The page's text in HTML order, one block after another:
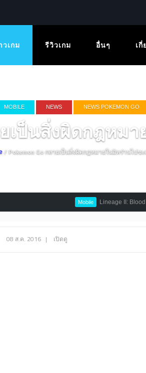
วเกม รีวิวเกม อื่นๆ เกี่
MOBILE NEWS NEWS POKEMON GO
เป็นสิ่งผิดกฎหม
/ Pokemon Go กลายเป็นสิ่งผิดกฎหมายในอิหร่านไปซ
Lineage II: Blood Oath
08 ส.ค. 2016 | เปิดดู